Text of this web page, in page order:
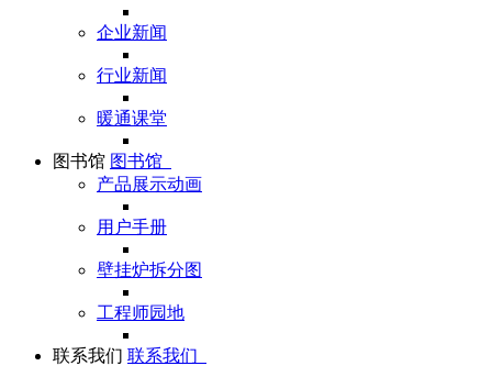
企业新闻
行业新闻
暖通课堂
图书馆 图书馆
产品展示动画
用户手册
壁挂炉拆分图
工程师园地
联系我们 联系我们